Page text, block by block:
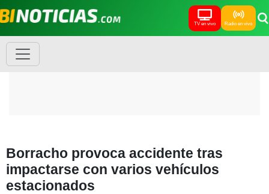
TV en vivo Radio en vivo
Borracho provoca accidente tras
impactarse con varios vehículos
estacionados